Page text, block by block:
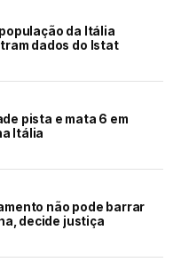
da Itália
dados do Istat
pista e mata 6 em
Itália
não pode barrar
decide justiça